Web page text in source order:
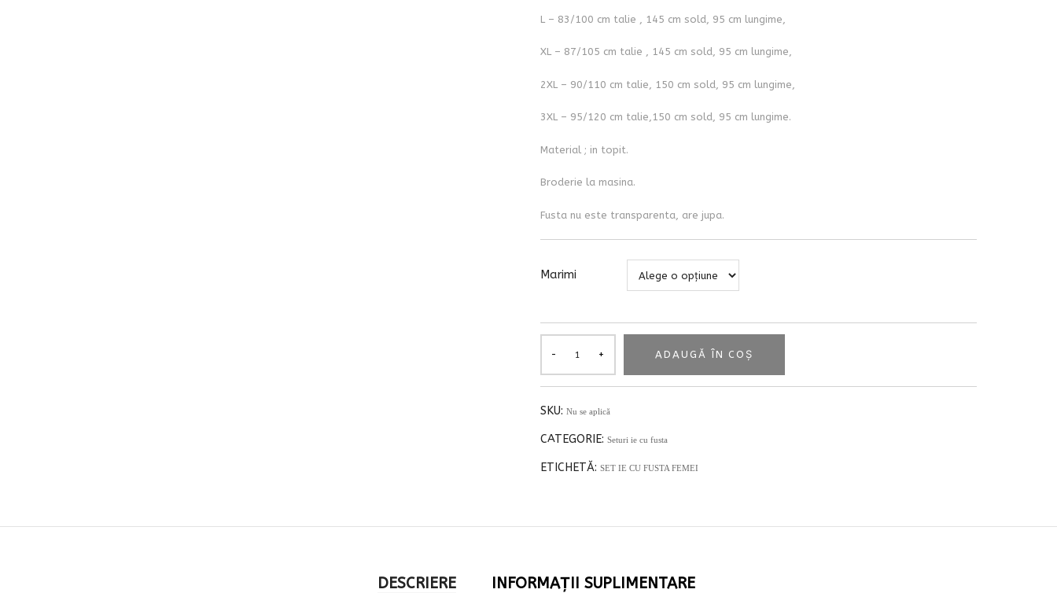
L – 83/100 cm talie , 145 cm sold, 95 cm lungime,
XL – 87/105 cm talie , 145 cm sold, 95 cm lungime,
2XL – 90/110 cm talie, 150 cm sold, 95 cm lungime,
3XL – 95/120 cm talie,150 cm sold, 95 cm lungime.
Material ; in topit.
Broderie la masina.
Fusta nu este transparenta, are jupa.
Marimi
ADAUGĂ ÎN COȘ
SKU: Nu se aplică
CATEGORIE: Seturi ie cu fusta
ETICHETĂ: SET IE CU FUSTA FEMEI
DESCRIERE INFORMAȚII SUPLIMENTARE